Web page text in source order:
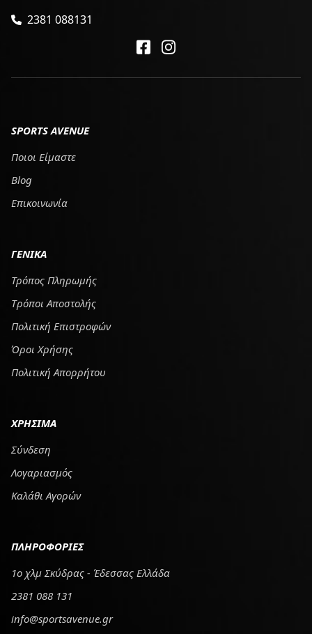
2381 088131
SPORTS AVENUE
Ποιοι Είμαστε
Blog
Επικοινωνία
ΓΕΝΙΚΑ
Τρόπος Πληρωμής
Tρόποι Αποστολής
Πολιτική Επιστροφών
Όροι Χρήσης
Πολιτική Απορρήτου
ΧΡΗΣΙΜΑ
Σύνδεση
Λογαριασμός
Καλάθι Αγορών
ΠΛΗΡΟΦΟΡΙΕΣ
1ο χλμ Σκύδρας - Έδεσσας Ελλάδα
2381 088 131
info@sportsavenue.gr